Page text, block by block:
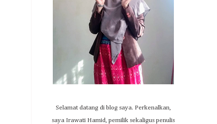
Selamat datang di blog saya. Perkenalkan,
saya Irawati Hamid, pemilik sekaligus penulis